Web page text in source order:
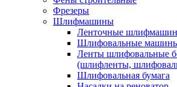
Фрезеры
Шлифмашины
Ленточные
Шлифовальные машины
Ленты шлифовальные
(шлифленты,
Шлифовальная бумага